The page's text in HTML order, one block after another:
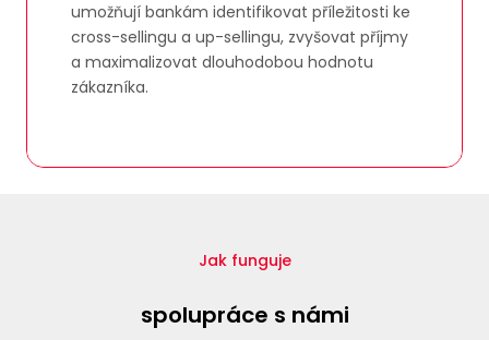
umožňují bankám identifikovat příležitosti ke
cross-sellingu a up-sellingu, zvyšovat příjmy
a maximalizovat dlouhodobou hodnotu
zákazníka.
Jak funguje
spolupráce s námi